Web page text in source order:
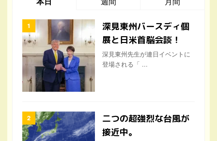
深見東州バースディ個
展と日米首脳会談！
深見東州先生が連日イベントに
登場される「 ...
二つの超強烈な台風が
接近中。